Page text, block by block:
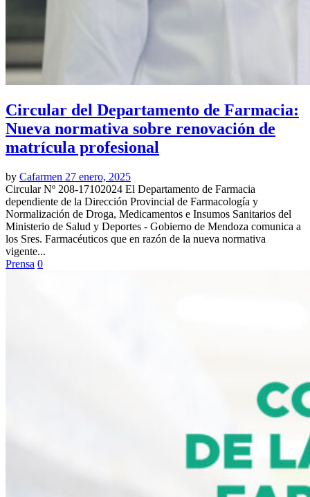
Circular del Departamento de Farmacia:
Nueva normativa sobre renovación de
matrícula profesional
by Cafarmen 27 enero, 2025
Circular Nº 208-17102024 El Departamento de Farmacia
dependiente de la Dirección Provincial de Farmacología y
Normalización de Droga, Medicamentos e Insumos Sanitarios del
Ministerio de Salud y Deportes - Gobierno de Mendoza comunica a
los Sres. Farmacéuticos que en razón de la nueva normativa
vigente...
Prensa 0